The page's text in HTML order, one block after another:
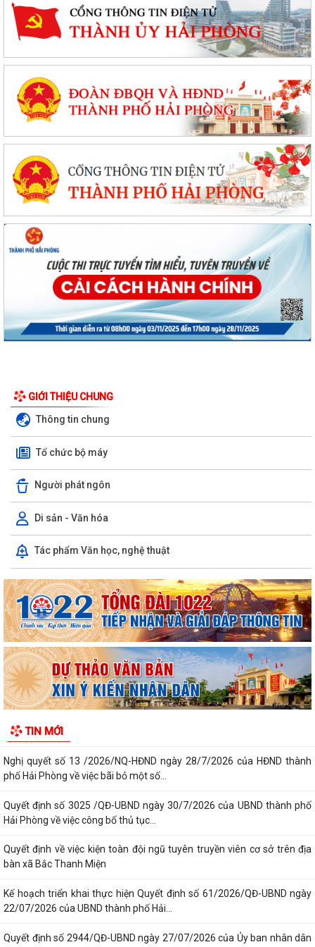
GIỚI THIỆU CHUNG
Thông tin chung
Tổ chức bộ máy
Người phát ngôn
Di sản - Văn hóa
Tác phẩm Văn học, nghệ thuật
TIN MỚI
Công văn triển khai thực hiện Nghị định số 281/2026/NĐ-CP ngày
13/7/2026 của Chính phủ và Văn bản...
Công văn phối hợp triển khai các hoạt động trước khi ngừng hoạt động
mạng thông tin di động công...
Nghị quyết số 12/2026/NQ-HĐND ngày 28/7/2026 của Hội đồng nhân
dân thành phố quy định về lệ phí...
Hội Nông dân thành phố Hải Phòng phối hợp với Ban chỉ đạo hoạt động
hè xã tổ chức trao quà và tập...
Thông báo kết quả kỳ họp thứ Ba, Hội đồng nhân dân xã khóa II, nhiệm
kỳ 2026 - 2031
Nghị quyết số 13 /2026/NQ-HĐND ngày 28/7/2026 của HĐND thành
phố Hải Phòng về việc bãi bỏ một số...
Quyết định số 3025 /QĐ-UBND ngày 30/7/2026 của UBND thành phố
Hải Phòng về việc công bố thủ tục...
Quyết định về việc kiện toàn đội ngũ tuyên truyền viên cơ sở trên địa
bàn xã Bắc Thanh Miện
Kế hoạch triển khai thực hiện Quyết định số 61/2026/QĐ-UBND ngày
22/07/2026 của UBND thành phố Hải...
Quyết định số 2944/QĐ-UBND ngày 27/07/2026 của Ủy ban nhân dân
Thành phố về việc công bố thủ tục...
Thông báo về việc công bố thủ tục hành chính nội bộ mới ban hành